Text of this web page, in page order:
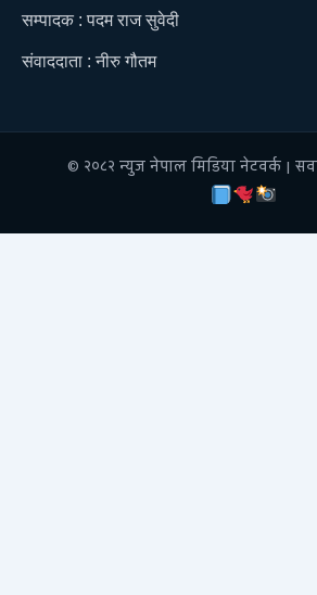
सम्पादक : पदम राज सुवेदी
संवाददाता : नीरु गौतम
© २०८२ न्युज नेपाल मिडिया नेटवर्क |